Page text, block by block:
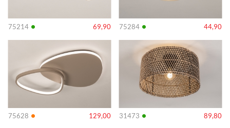
75214 • 69,90 75284 • 44,90
75628 • 129,00
Info
31473 • 89,80
Info